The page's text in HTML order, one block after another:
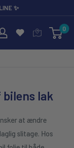
✨
Entusiaster og 0
lak
at ændre
slitage. Hos